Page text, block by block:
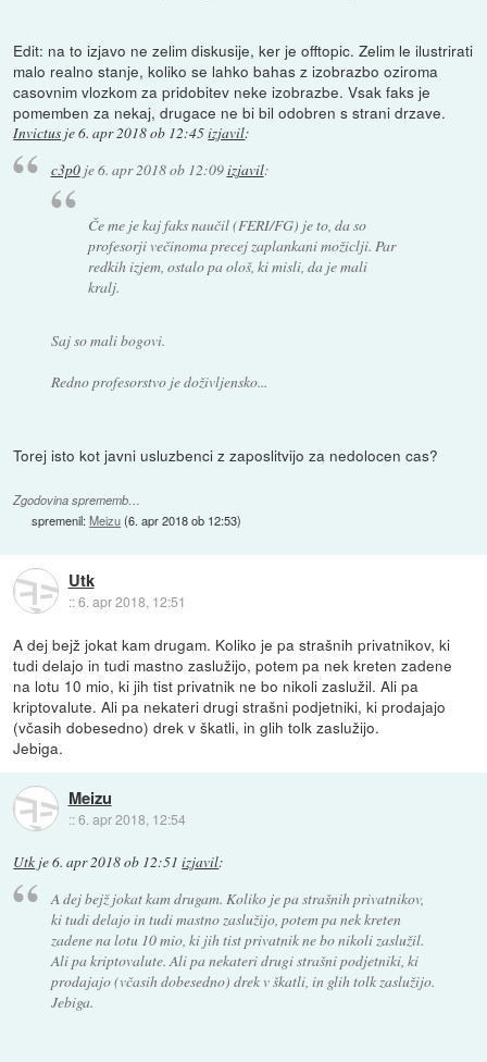
Edit: na to izjavo ne zelim diskusije, ker je offtopic. Zelim le ilustrirati
malo realno stanje, koliko se lahko bahas z izobrazbo oziroma
casovnim vlozkom za pridobitev neke izobrazbe. Vsak faks je
pomemben za nekaj, drugace ne bi bil odobren s strani drzave.
Invictus je6. apr 2018 ob 12:45izjavil:
c3p0je6. apr 2018 ob 12:09izjavil:
Če me je kaj faks naučil (FERI/FG) je to, da so
profesorji večinoma precej zaplankani možiclji. Par
redkih izjem, ostalo pa ološ, ki misli, da je mali
kralj.
Saj so mali bogovi.
Redno profesorstvo je doživljensko...
Torej isto kot javni usluzbenci z zaposlitvijo za nedolocen cas?
Zgodovina sprememb…
spremenil:Meizu(6. apr 2018 ob 12:53)
Utk
::6. apr 2018, 12:51
A dej bejž jokat kam drugam. Koliko je pa strašnih privatnikov, ki
tudi delajo in tudi mastno zaslužijo, potem pa nek kreten zadene
na lotu 10 mio, ki jih tist privatnik ne bo nikoli zaslužil. Ali pa
kriptovalute. Ali pa nekateri drugi strašni podjetniki, ki prodajajo
(včasih dobesedno) drek v škatli, in glih tolk zaslužijo.
Jebiga.
Meizu
::6. apr 2018, 12:54
Utk je6. apr 2018 ob 12:51 izjavil:
A dej bejž jokat kam drugam. Koliko je pa strašnih privatnikov,
ki tudi delajo in tudi mastno zaslužijo, potem pa nek kreten
zadene na lotu 10 mio, ki jih tist privatnik ne bo nikoli zaslužil.
Ali pa kriptovalute. Ali pa nekateri drugi strašni podjetniki, ki
prodajajo (včasih dobesedno) drek v škatli, in glih tolk zaslužijo.
Jebiga.